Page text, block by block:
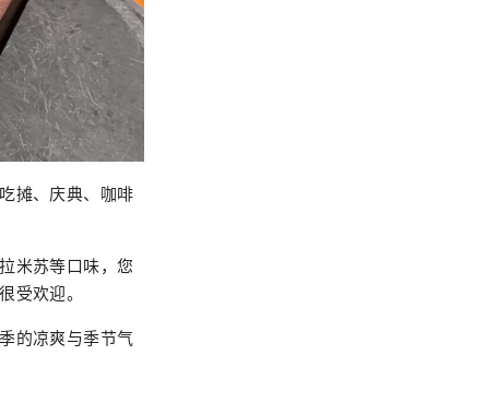
摊、庆典、咖啡
米苏等口味，您
受欢迎。
的凉爽与季节气